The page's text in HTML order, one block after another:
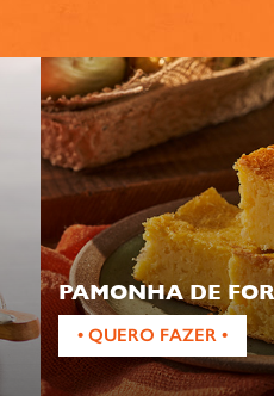
PAMONHA DE
• QUERO FAZER •